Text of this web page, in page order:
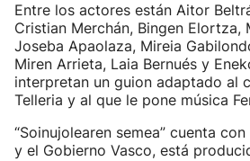
Entre los actores están Aitor
Cristian Merchán, Bingen Elortza,
Joseba Apaolaza, Mireia
Miren Arrieta, Laia Bernués y
interpretan un guion adaptado al
Telleria y al que le pone música
“Soinujolearen semea” cuenta
y el Gobierno Vasco, está